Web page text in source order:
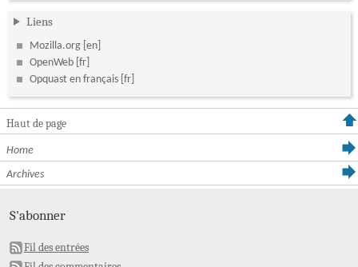
Liens
Mozilla.org
OpenWeb
Opquast en français
Haut de page
Home
Archives
S'abonner
Fil des entrées